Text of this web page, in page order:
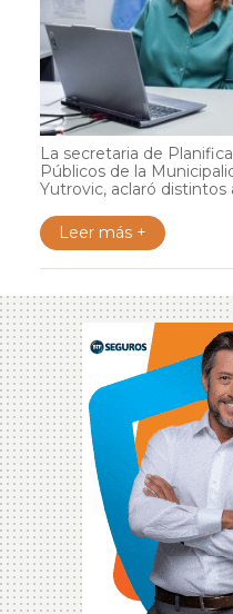
La secretaria de
Públicos de la
Yutrovic, aclaró distintos
Leer más +